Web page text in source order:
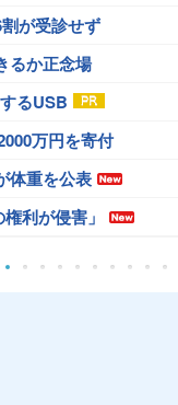
が受診せず
るか正念場
るUSB
万円を寄付
体重を公表
利が侵害」